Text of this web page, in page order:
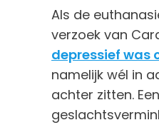
Als de
verzoek van
depressief was
namelijk wél in
achter zitten.